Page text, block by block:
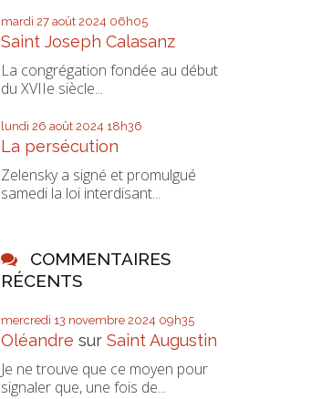
mardi 27 août 2024 06h05
Saint Joseph Calasanz
La congrégation fondée au début
du XVIIe siècle...
lundi 26 août 2024 18h36
La persécution
Zelensky a signé et promulgué
samedi la loi interdisant...
COMMENTAIRES
RÉCENTS
mercredi 13 novembre 2024 09h35
Oléandre sur Saint Augustin
Je ne trouve que ce moyen pour
signaler que, une fois de...